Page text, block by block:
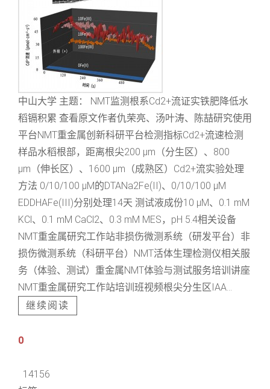
中山大学 主题： NMT监测根系Cd2+流证实铁肥降低水
稻镉积累 查看原文作者仇荣亮、汤叶涛、陈喆研究使用
平台NMT重金属创新科研平台检测指标Cd2+流速检测
样品水稻根部，距离根尖200 μm（分生区）、800
μm（伸长区）、1600 μm（成熟区）Cd2+流实验处理
方法 0/10/100 μM的DTANa2Fe(II)、0/10/100 μM
EDDHAFe(III)分别处理14天 测试液成份10 μM、0.1 mM
KCl、0.1 mM CaCl2、0.3 mM MES，pH 5.4相关设备
NMT重金属研究工作站非损伤微测系统（研发平台）非
损伤微测系统（科研平台）NMT活体生理检测仪相关服
务（体验、测试）重金属NMT体验与测试服务培训讲座
NMT重金属研究工作站培训班视频根尖分生区IAA...
继续阅读
0
14156